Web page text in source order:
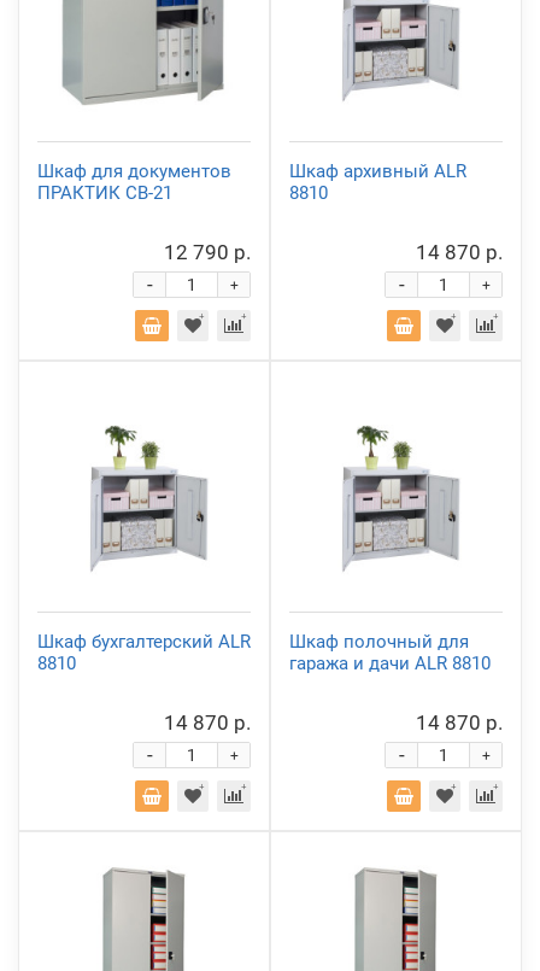
Шкаф для документов
ПРАКТИК СВ-21
12 790 р.
+
-
Шкаф архивный ALR
8810
14 870 р.
+
-
Шкаф бухгалтерский ALR
8810
14 870 р.
+
-
Шкаф полочный для
гаража и дачи ALR 8810
14 870 р.
+
-